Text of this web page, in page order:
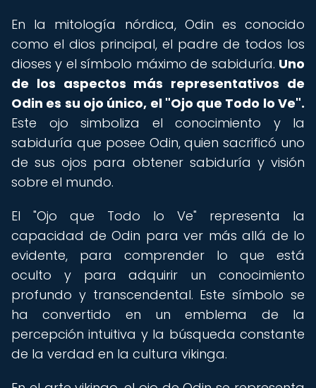
En la mitología nórdica, Odin es conocido
como el dios principal, el padre de todos los
dioses y el símbolo máximo de sabiduría. Uno
de los aspectos más representativos de
Odin es su ojo único, el "Ojo que Todo lo Ve".
Este ojo simboliza el conocimiento y la
sabiduría que posee Odin, quien sacrificó uno
de sus ojos para obtener sabiduría y visión
sobre el mundo.
El "Ojo que Todo lo Ve" representa la
capacidad de Odin para ver más allá de lo
evidente, para comprender lo que está
oculto y para adquirir un conocimiento
profundo y transcendental. Este símbolo se
ha convertido en un emblema de la
percepción intuitiva y la búsqueda constante
de la verdad en la cultura vikinga.